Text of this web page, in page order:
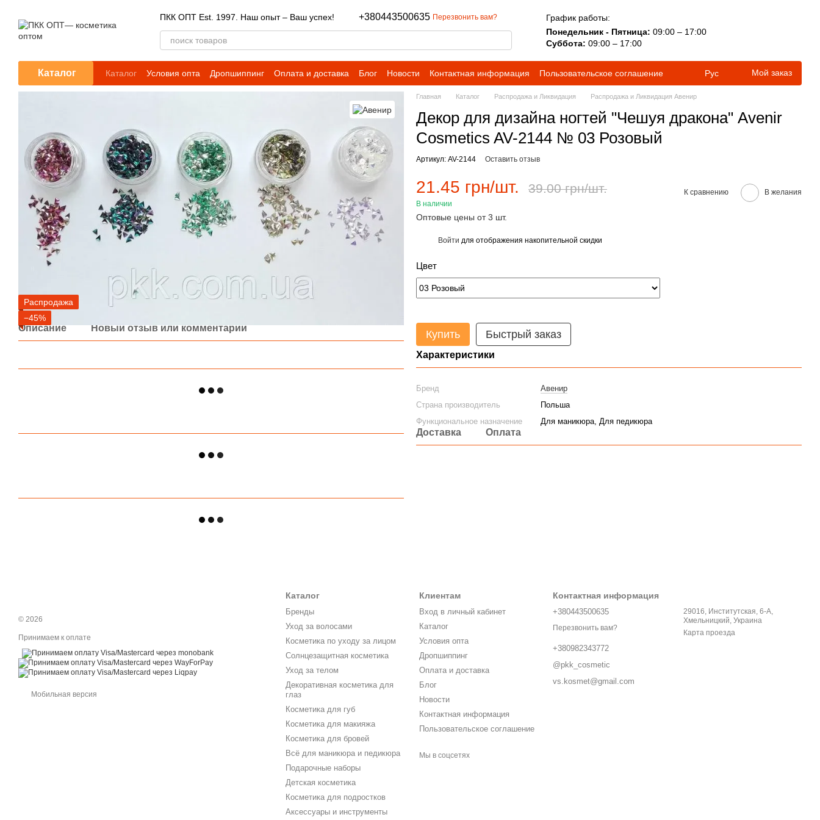
ПКК ОПТ Est. 1997. Наш опыт – Ваш успех!
+380443500635 Перезвонить вам?
График работы:
Понедельник - Пятница: 09:00 – 17:00
Суббота: 09:00 – 17:00
Каталог Каталог Условия опта Дропшиппинг Оплата и доставка Блог Новости Контактная информация Пользовательское соглашение Рус Мой заказ
Распродажа
−45%
Описание Новый отзыв или комментарий
Главная Каталог Распродажа и Ликвидация Распродажа и Ликвидация Авенир
Декор для дизайна ногтей "Чешуя дракона" Avenir
Cosmetics AV-2144 № 03 Розовый
Артикул: AV-2144 Оставить отзыв
21.45 грн/шт. 39.00 грн/шт.
В наличии
К сравнению В желания
Оптовые цены от 3 шт.
Войти для отображения накопительной скидки
Цвет
Купить Быстрый заказ
Характеристики
Бренд
Авенир
Страна производитель
Польша
Функциональное назначение
Для маникюра, Для педикюра
Доставка Оплата
© 2026
Принимаем к оплате
Мобильная версия
Каталог
Бренды
Уход за волосами
Косметика по уходу за лицом
Солнцезащитная косметика
Уход за телом
Декоративная косметика для
глаз
Косметика для губ
Косметика для макияжа
Косметика для бровей
Всё для маникюра и педикюра
Подарочные наборы
Детская косметика
Косметика для подростков
Аксессуары и инструменты
Клиентам
Вход в личный кабинет
Каталог
Условия опта
Дропшиппинг
Оплата и доставка
Блог
Новости
Контактная информация
Пользовательское соглашение
Мы в соцсетях
Контактная информация
+380443500635
Перезвонить вам?
+380982343772
@pkk_cosmetic
vs.kosmet@gmail.com
29016, Институтская, 6-A,
Хмельницкий, Украина
Карта проезда